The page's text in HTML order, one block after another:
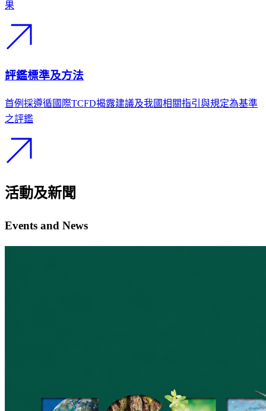
果
評鑑標準及方法
首例採遵循國際TCFD揭露建議及我國相關指引與規定為基準
之評鑑
活動及新聞
Events and News